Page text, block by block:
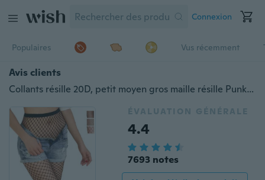
Connexion
Populaires Vus récemment
Avis clients
Collants résille 20D, petit moyen gros maille résille Punk collants Anti-crochet Nylon évider bas collants
ÉVALUATION GÉNÉRALE
4.4
7693 notes